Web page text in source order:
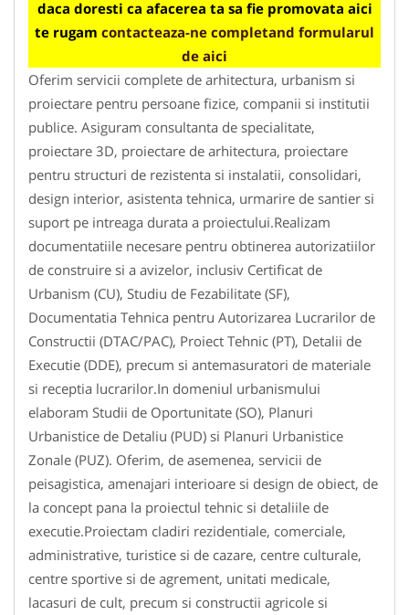
daca doresti ca afacerea ta sa fie promovata aici
te rugam contacteaza-ne completand formularul
de aici
Oferim servicii complete de arhitectura, urbanism si
proiectare pentru persoane fizice, companii si institutii
publice. Asiguram consultanta de specialitate,
proiectare 3D, proiectare de arhitectura, proiectare
pentru structuri de rezistenta si instalatii, consolidari,
design interior, asistenta tehnica, urmarire de santier si
suport pe intreaga durata a proiectului.Realizam
documentatiile necesare pentru obtinerea autorizatiilor
de construire si a avizelor, inclusiv Certificat de
Urbanism (CU), Studiu de Fezabilitate (SF),
Documentatia Tehnica pentru Autorizarea Lucrarilor de
Constructii (DTAC/PAC), Proiect Tehnic (PT), Detalii de
Executie (DDE), precum si antemasuratori de materiale
si receptia lucrarilor.In domeniul urbanismului
elaboram Studii de Oportunitate (SO), Planuri
Urbanistice de Detaliu (PUD) si Planuri Urbanistice
Zonale (PUZ). Oferim, de asemenea, servicii de
peisagistica, amenajari interioare si design de obiect, de
la concept pana la proiectul tehnic si detaliile de
executie.Proiectam cladiri rezidentiale, comerciale,
administrative, turistice si de cazare, centre culturale,
centre sportive si de agrement, unitati medicale,
lacasuri de cult, precum si constructii agricole si